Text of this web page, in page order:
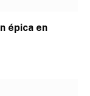
épica en